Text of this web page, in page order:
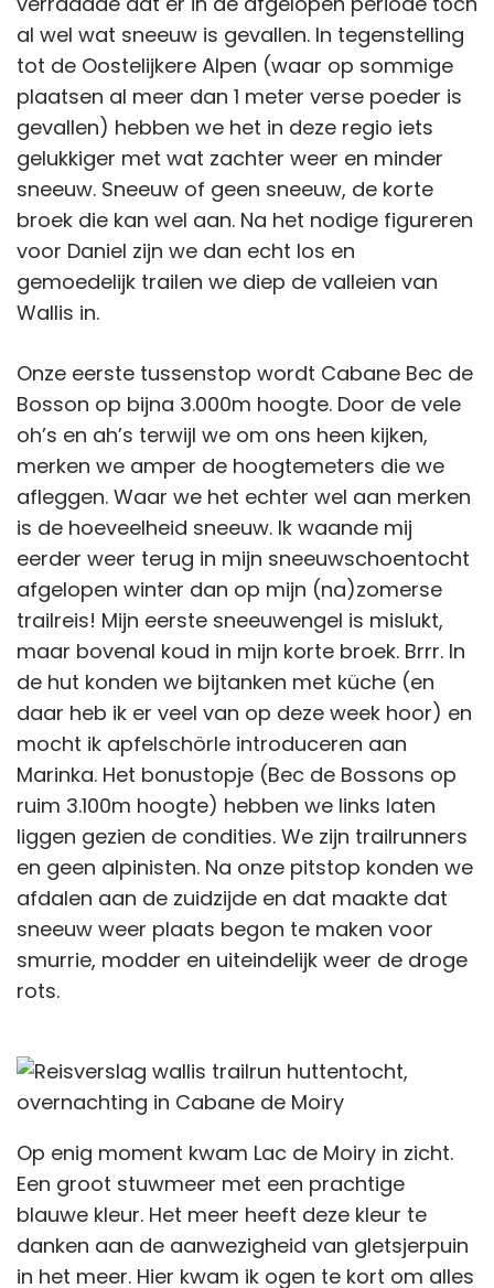
al wel wat sneeuw is gevallen. In tegenstelling
tot de Oostelijkere Alpen (waar op sommige
plaatsen al meer dan 1 meter verse poeder is
gevallen) hebben we het in deze regio iets
gelukkiger met wat zachter weer en minder
sneeuw. Sneeuw of geen sneeuw, de korte
broek die kan wel aan. Na het nodige figureren
voor Daniel zijn we dan echt los en
gemoedelijk trailen we diep de valleien van
Wallis in.
Onze eerste tussenstop wordt Cabane Bec de
Bosson op bijna 3.000m hoogte. Door de vele
oh’s en ah’s terwijl we om ons heen kijken,
merken we amper de hoogtemeters die we
afleggen. Waar we het echter wel aan merken
is de hoeveelheid sneeuw. Ik waande mij
eerder weer terug in mijn sneeuwschoentocht
afgelopen winter dan op mijn (na)zomerse
trailreis! Mijn eerste sneeuwengel is mislukt,
maar bovenal koud in mijn korte broek. Brrr. In
de hut konden we bijtanken met küche (en
daar heb ik er veel van op deze week hoor) en
mocht ik apfelschörle introduceren aan
Marinka. Het bonustopje (Bec de Bossons op
ruim 3.100m hoogte) hebben we links laten
liggen gezien de condities. We zijn trailrunners
en geen alpinisten. Na onze pitstop konden we
afdalen aan de zuidzijde en dat maakte dat
sneeuw weer plaats begon te maken voor
smurrie, modder en uiteindelijk weer de droge
rots.
Op enig moment kwam Lac de Moiry in zicht.
Een groot stuwmeer met een prachtige
blauwe kleur. Het meer heeft deze kleur te
danken aan de aanwezigheid van gletsjerpuin
in het meer. Hier kwam ik ogen te kort om alles